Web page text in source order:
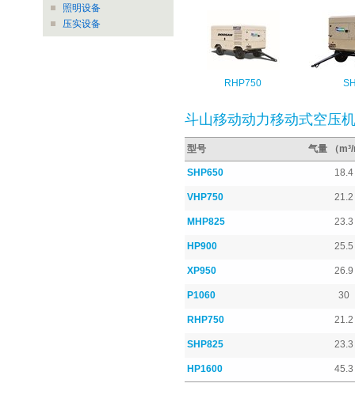
照明设备
压实设备
RHP750
斗山移动动力移动式空压机
型号 气量 （
SHP650 18.4
VHP750 21.2
MHP825 23.3
HP900 25.5
XP950 26.9
P1060 30
RHP750 21.2
SHP825 23.3
HP1600 45.3